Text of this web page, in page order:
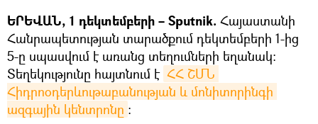
ԵՐԵՎԱՆ, 1 դեկտեմբերի – Sputnik. Հայաստանի
Հանրապետության տարածքում դեկտեմբերի 1-ից
5-ը սպասվում է առանց տեղումների եղանակ։
Տեղեկությունը հայտնում է ՀՀ ՇՄՆ
Հիդրոօդերևութաբանության և մոնիտորինգի
ազգային կենտրոնը ։